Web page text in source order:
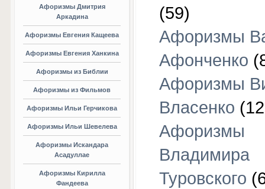
Афоризмы Дмитрия
Аркадина
Афоризмы Евгения Кащеева
Афоризмы Евгения Ханкина
Афоризмы из Библии
Афоризмы из Фильмов
Афоризмы Ильи Герчикова
Афоризмы Ильи Шевелева
Афоризмы Искандара
Асадуллае
Афоризмы Кирилла
Фандеева
(59)
Афоризмы
Афонченко
Афоризмы
Власенко
Афоризмы
Владимира
Туровского